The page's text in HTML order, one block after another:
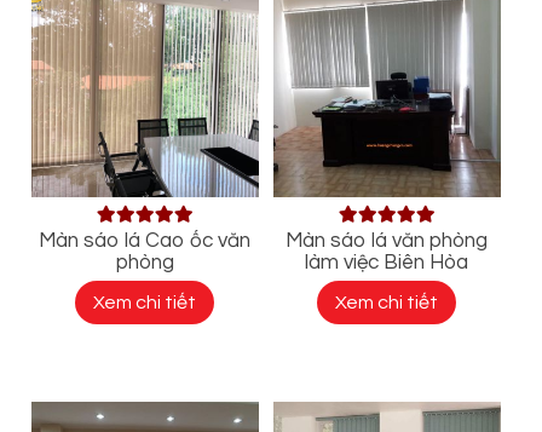
Màn sáo lá Cao ốc văn
phòng
Xem chi tiết
Màn sáo lá văn phòng
làm việc Biên Hòa
Xem chi tiết